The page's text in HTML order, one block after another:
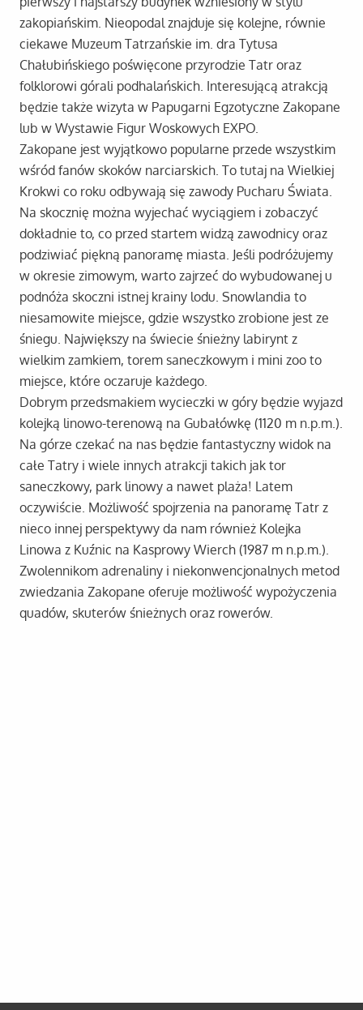
zakopiańskim. Nieopodal znajduje się kolejne, równie
ciekawe Muzeum Tatrzańskie im. dra Tytusa
Chałubińskiego poświęcone przyrodzie Tatr oraz
folklorowi górali podhalańskich. Interesującą atrakcją
będzie także wizyta w Papugarni Egzotyczne Zakopane
lub w Wystawie Figur Woskowych EXPO.
Zakopane jest wyjątkowo popularne przede wszystkim
wśród fanów skoków narciarskich. To tutaj na Wielkiej
Krokwi co roku odbywają się zawody Pucharu Świata.
Na skocznię można wyjechać wyciągiem i zobaczyć
dokładnie to, co przed startem widzą zawodnicy oraz
podziwiać piękną panoramę miasta. Jeśli podróżujemy
w okresie zimowym, warto zajrzeć do wybudowanej u
podnóża skoczni istnej krainy lodu. Snowlandia to
niesamowite miejsce, gdzie wszystko zrobione jest ze
śniegu. Największy na świecie śnieżny labirynt z
wielkim zamkiem, torem saneczkowym i mini zoo to
miejsce, które oczaruje każdego.
Dobrym przedsmakiem wycieczki w góry będzie wyjazd
kolejką linowo-terenową na Gubałówkę (1120 m n.p.m.).
Na górze czekać na nas będzie fantastyczny widok na
całe Tatry i wiele innych atrakcji takich jak tor
saneczkowy, park linowy a nawet plaża! Latem
oczywiście. Możliwość spojrzenia na panoramę Tatr z
nieco innej perspektywy da nam również Kolejka
Linowa z Kuźnic na Kasprowy Wierch (1987 m n.p.m.).
Zwolennikom adrenaliny i niekonwencjonalnych metod
zwiedzania Zakopane oferuje możliwość wypożyczenia
quadów, skuterów śnieżnych oraz rowerów.